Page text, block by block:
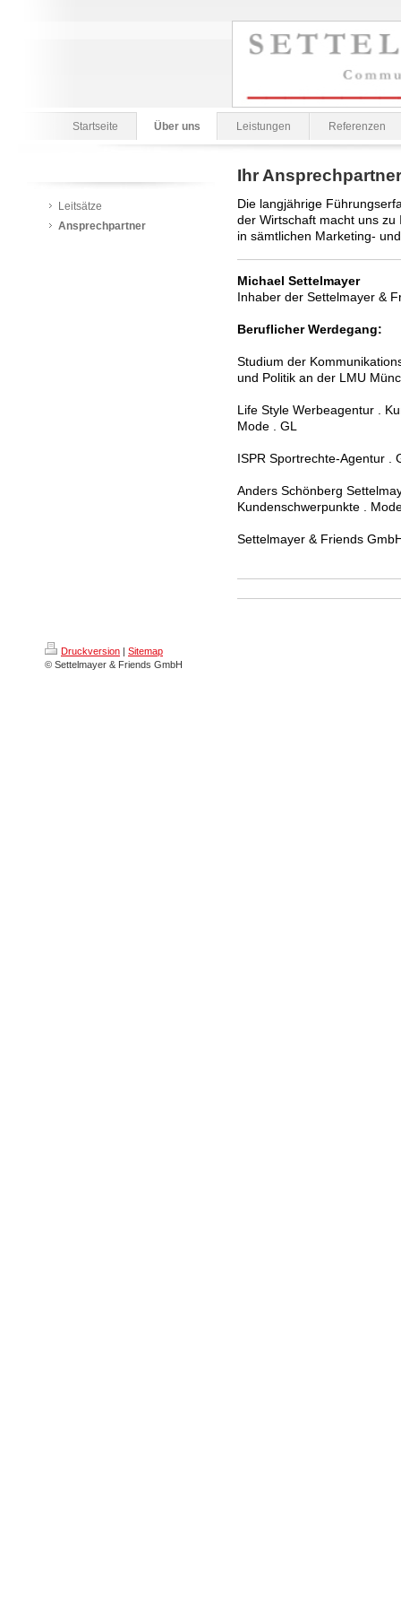
Startseite Über uns Leistungen Referenzen
Leitsätze
Ansprechpartner
Ihr Ansprechpartner
Die langjährige
der Wirtschaft macht uns
in sämtlichen Marketing-
Michael Settelmayer
Inhaber der Settelmayer &
Beruflicher Werdegang:
Studium der
und Politik an der LMU
Life Style Werbeagentur .
Mode . GL
ISPR Sportrechte-Agentur .
Anders Schönberg
Kundenschwerpunkte .
Settelmayer & Friends
Druckversion | Sitemap
© Settelmayer & Friends GmbH